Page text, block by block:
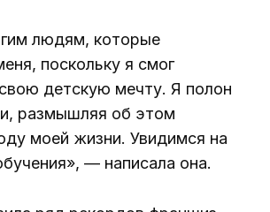
людям, которые
поскольку я смог
детскую мечту. Я полон
размышляя об этом
моей жизни. Увидимся на
— написала она.